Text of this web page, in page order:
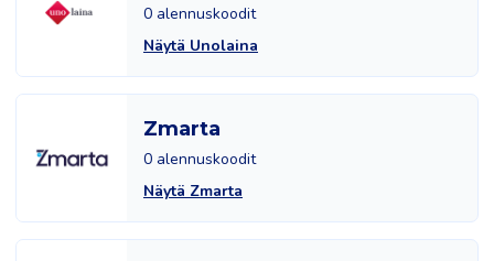
0 alennuskoodit
Näytä Unolaina
Zmarta
0 alennuskoodit
Näytä Zmarta